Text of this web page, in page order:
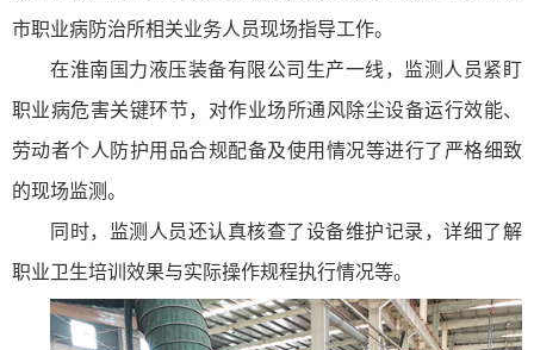
市职业病防治所相关业务人员现场指导工作。
在淮南国力液压装备有限公司生产一线，监测人员紧盯
职业病危害关键环节，对作业场所通风除尘设备运行效能、
劳动者个人防护用品合规配备及使用情况等进行了严格细致
的现场监测。
同时，监测人员还认真核查了设备维护记录，详细了解
职业卫生培训效果与实际操作规程执行情况等。